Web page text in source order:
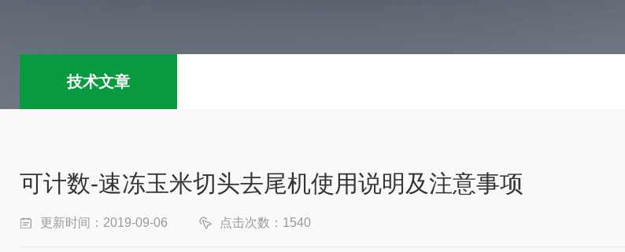
技术文章
可计数-速冻玉米切头去尾机使用说明及注意事项
更新时间：2019-09-06 点击次数：1540